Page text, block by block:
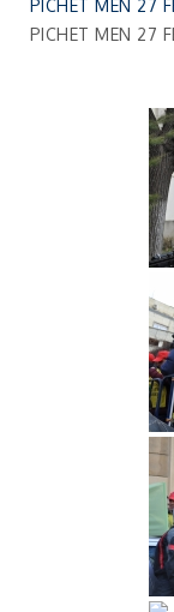
PICHET MEN 27
PICHET MEN 27